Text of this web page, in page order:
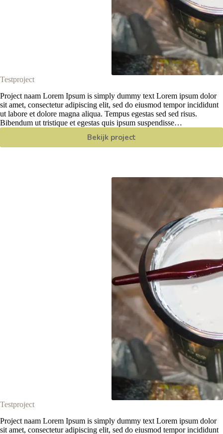
Testproject
Project naam Lorem Ipsum is simply dummy text Lorem ipsum dolor
sit amet, consectetur adipiscing elit, sed do eiusmod tempor incididunt
ut labore et dolore magna aliqua. Tempus egestas sed sed risus.
Bibendum ut tristique et egestas quis ipsum suspendisse…
Bekijk project
Testproject
Testproject
Project naam Lorem Ipsum is simply dummy text Lorem ipsum dolor
sit amet, consectetur adipiscing elit, sed do eiusmod tempor incididunt